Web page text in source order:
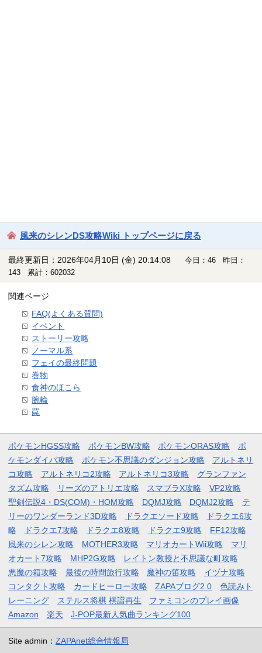
風来のシレンDS攻略Wiki トップページに戻る
最終更新日：2026年04月10日 (金) 20:14:08
今日：46 昨日：
143 累計：602032
関連ページ
FAQ(よくある質問)
イベント
ストーリー攻略
ノーマル系
フェイの最終問題
巻物
食神のほこら
腕輪
罠
ポケモンHGSS攻略 ポケモンBW攻略 ポケモンORAS攻略
ポ
ケモンダイパ攻略
ポケモン不思議のダンジョン攻略
アルトネリ
コ攻略
アルトネリコ2攻略 アルトネリコ3攻略
グランファン
タズム攻略
リーズのアトリエ攻略 スマブラX攻略
VP2攻略
聖剣伝説4・DS(COM)・HOM攻略
DQMJ攻略 DQMJ2攻略
テ
リーのワンダーランド3D攻略
ドラクエソード攻略
ドラクエ6攻
略
ドラクエ7攻略 ドラクエ8攻略 ドラクエ9攻略
FF12攻略
風来のシレン攻略
MOTHER3攻略 マリオカートWii攻略
マリ
オカート7攻略
MHP2G攻略
レイトン教授と不思議な町攻略
悪魔の箱攻略
最後の時間旅行攻略 魔神の笛攻略
イヅナ攻略
コンタクト攻略
カードヒーロー攻略 ZAPAブログ2.0
色読みト
レーニング
ステルス将棋 棋譜再生
ファミコンのプレイ画像
Amazon
楽天 J-POP最新人気曲ランキング100
Site admin： ZAPAnet総合情報局